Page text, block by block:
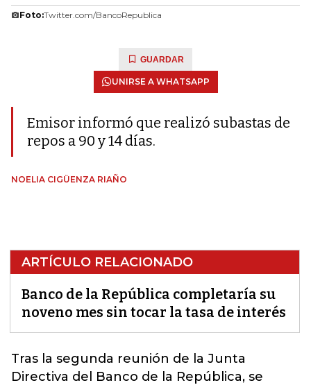
Foto:Twitter.com/BancoRepublica
GUARDAR
UNIRSE A WHATSAPP
Emisor informó que realizó subastas de
repos a 90 y 14 días.
NOELIA CIGÜENZA RIAÑO
ARTÍCULO RELACIONADO
Banco de la República completaría su
noveno mes sin tocar la tasa de interés
Tras la segunda reunión de la Junta
Directiva del Banco de la República, se